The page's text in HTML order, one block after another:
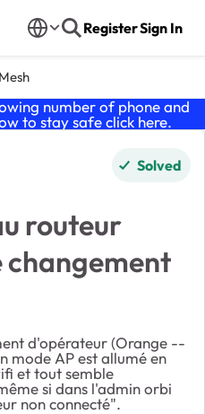
RegisterSign In
number of phone and
to stay safe click here.
Solved
routeur
changement
d'opérateur (Orange --
mode AP est allumé en
et tout semble
si dans l'admin orbi
non connecté".